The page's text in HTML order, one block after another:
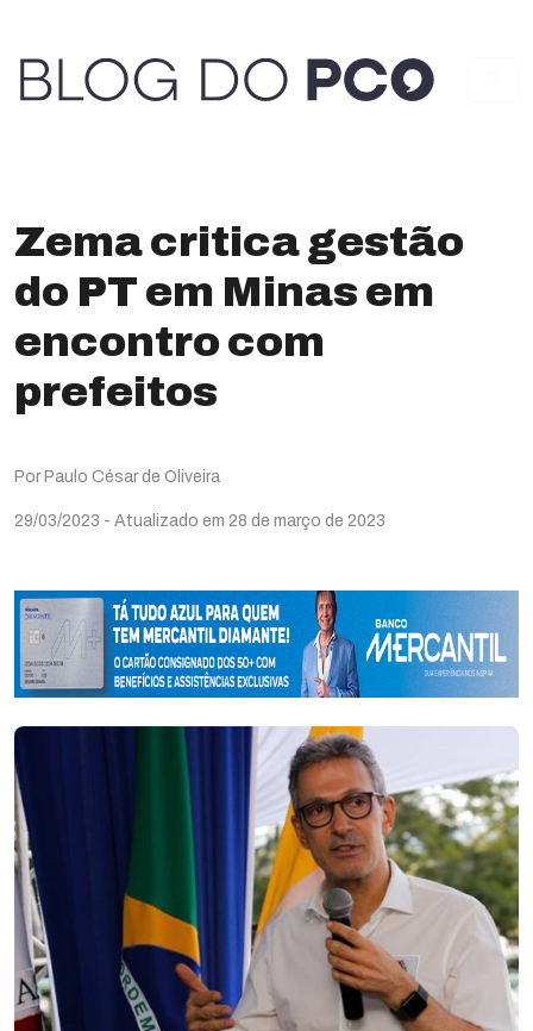
Zema critica gestão
do PT em Minas em
encontro com
prefeitos
Por Paulo César de Oliveira
29/03/2023 - Atualizado em 28 de março de 2023